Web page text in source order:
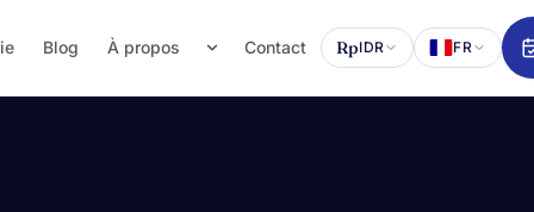
Blog À propos Contact RpIDR FR